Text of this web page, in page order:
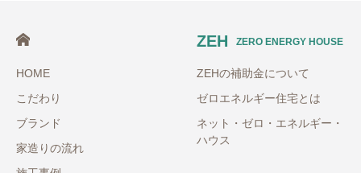
HOME
こだわり
ブランド
家造りの流れ
ZEH ZERO ENERGY HOUSE
ZEHの補助金について
ゼロエネルギー住宅とは
ネット・ゼロ・エネルギー・
ハウス